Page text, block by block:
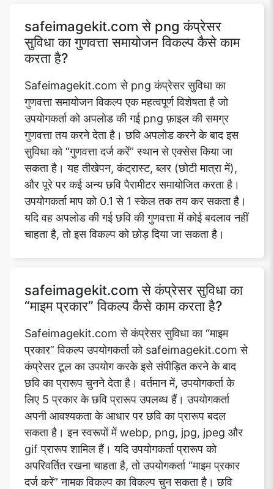
safeimagekit.com से png कंप्रेसर
सुविधा का गुणवत्ता समायोजन विकल्प कैसे काम
करता है?
Safeimagekit.com से png कंप्रेसर सुविधा का
गुणवत्ता समायोजन विकल्प एक महत्वपूर्ण विशेषता है जो
उपयोगकर्ता को अपलोड की गई png फ़ाइल की समग्र
गुणवत्ता तय करने देता है। छवि अपलोड करने के बाद इस
सुविधा को “गुणवत्ता दर्ज करें” स्थान से एक्सेस किया जा
सकता है। यह तीखेपन, कंट्रास्ट, ब्लर (छोटी मात्रा में),
और पूरे पर कई अन्य छवि पैरामीटर समायोजित करता है।
उपयोगकर्ता माप को 0.1 से 1 स्केल तक तय कर सकता है।
यदि वह अपलोड की गई छवि की गुणवत्ता में कोई बदलाव नहीं
चाहता है, तो इस विकल्प को छोड़ दिया जा सकता है।
safeimagekit.com से कंप्रेसर सुविधा का
“माइम प्रकार” विकल्प कैसे काम करता है?
Safeimagekit.com से कंप्रेसर सुविधा का “माइम
प्रकार” विकल्प उपयोगकर्ता को safeimagekit.com से
कंप्रेसर टूल का उपयोग करके इसे संपीड़ित करने के बाद
छवि का प्रारूप चुनने देता है। वर्तमान में, उपयोगकर्ता के
लिए 5 प्रकार के छवि प्रारूप उपलब्ध हैं। उपयोगकर्ता
अपनी आवश्यकता के आधार पर छवि का प्रारूप बदल
सकता है। इन स्वरूपों में webp, png, jpg, jpeg और
gif प्रारूप शामिल हैं। यदि उपयोगकर्ता प्रारूप को
अपरिवर्तित रखना चाहता है, तो उपयोगकर्ता “माइम प्रकार
दर्ज करें” नामक विकल्प का विकल्प चुन सकता है। छवि